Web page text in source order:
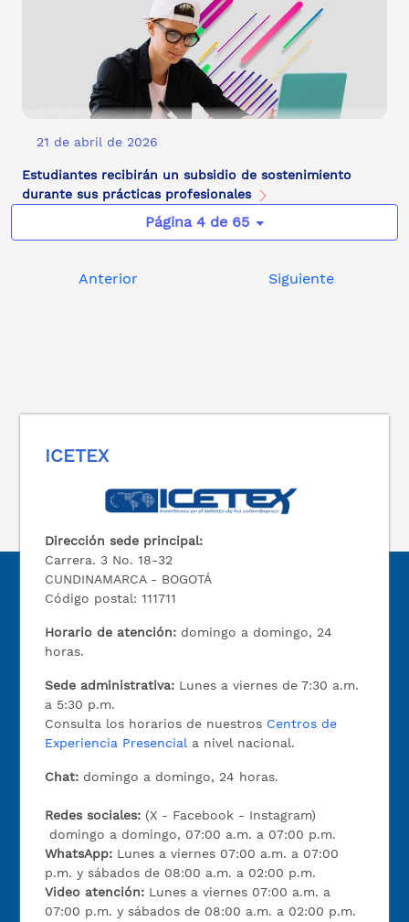
21 de abril de 2026
Estudiantes recibirán un subsidio de sostenimiento
durante sus prácticas profesionales
Página 4 de 65
Anterior Siguiente
ICETEX
Dirección sede principal:
Carrera. 3 No. 18-32
CUNDINAMARCA - BOGOTÁ
Código postal: 111711
Horario de atención: domingo a domingo, 24
horas.
Sede administrativa: Lunes a viernes de 7:30 a.m.
a 5:30 p.m.
Consulta los horarios de nuestros Centros de
Experiencia Presencial a nivel nacional.
Chat: domingo a domingo, 24 horas.
Redes sociales: (X - Facebook - Instagram)
domingo a domingo, 07:00 a.m. a 07:00 p.m.
WhatsApp: Lunes a viernes 07:00 a.m. a 07:00
p.m. y sábados de 08:00 a.m. a 02:00 p.m.
Video atención: Lunes a viernes 07:00 a.m. a
07:00 p.m. y sábados de 08:00 a.m. a 02:00 p.m.